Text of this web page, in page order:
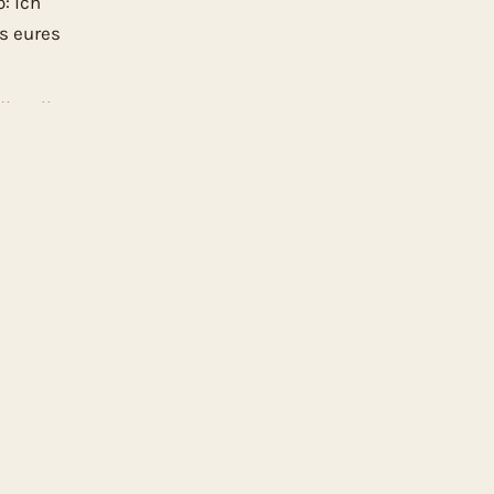
eures